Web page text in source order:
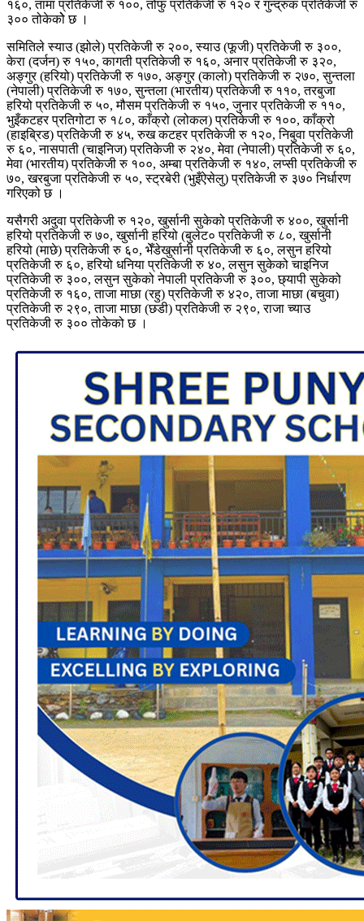
१६०, तामा प्रतिकेजी रु १००, तोफु प्रतिकेजी रु १२० र गुन्द्रुक प्रतिकेजी रु
३०० तोकेकोे छ ।
समितिले स्याउ (झोले) प्रतिकेजी रु २००, स्याउ (फूजी) प्रतिकेजी रु ३००,
केरा (दर्जन) रु १५०, कागती प्रतिकेजी रु १६०, अनार प्रतिकेजी रु ३२०,
अङ्गुर (हरियो) प्रतिकेजी रु १७०, अङ्गुर (कालो) प्रतिकेजी रु २७०, सुन्तला
(नेपाली) प्रतिकेजी रु १७०, सुन्तला (भारतीय) प्रतिकेजी रु ११०, तरबुजा
हरियो प्रतिकेजी रु ५०, मौसम प्रतिकेजी रु १५०, जुनार प्रतिकेजी रु ११०,
भुइँकटहर प्रतिगोटा रु १८०, काँक्रो (लोकल) प्रतिकेजी रु १००, काँक्रो
(हाइब्रिड) प्रतिकेजी रु ४५, रुख कटहर प्रतिकेजी रु १२०, निबुवा प्रतिकेजी
रु ६०, नासपाती (चाइनिज) प्रतिकेजी रु २४०, मेवा (नेपाली) प्रतिकेजी रु ६०,
मेवा (भारतीय) प्रतिकेजी रु १००, अम्बा प्रतिकेजी रु १४०, लप्सी प्रतिकेजी रु
७०, खरबुजा प्रतिकेजी रु ५०, स्ट्रबेरी (भुइँऐसेलु) प्रतिकेजी रु ३७० निर्धारण
गरिएको छ ।
यसैगरी अदुवा प्रतिकेजी रु १२०, खुर्सानी सुकेको प्रतिकेजी रु ४००, खुर्सानी
हरियो प्रतिकेजी रु ७०, खुर्सानी हरियो (बुलेट० प्रतिकेजी रु ८०, खुर्सानी
हरियो (माछे) प्रतिकेजी रु ६०, भेँडेखुर्सानी प्रतिकेजी रु ६०, लसुन हरियो
प्रतिकेजी रु ६०, हरियो धनिया प्रतिकेजी रु ४०, लसुन सुकेको चाइनिज
प्रतिकेजी रु ३००, लसुन सुकेको नेपाली प्रतिकेजी रु ३००, छ्यापी सुकेको
प्रतिकेजी रु १६०, ताजा माछा (रहु) प्रतिकेजी रु ४२०, ताजा माछा (बचुवा)
प्रतिकेजी रु २९०, ताजा माछा (छडी) प्रतिकेजी रु २९०, राजा च्याउ
प्रतिकेजी रु ३०० तोकेको छ ।